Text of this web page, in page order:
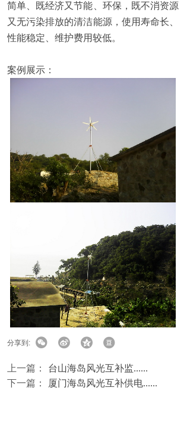
简单、既经济又节能、环保，既不消资源
又无污染排放的清洁能源，使用寿命长、
性能稳定、维护费用较低。
案例展示：
分享到:
上一篇：
台山海岛风光互补监......
下一篇：
厦门海岛风光互补供电......